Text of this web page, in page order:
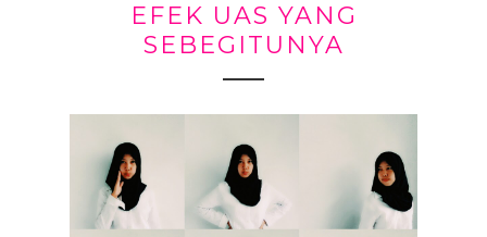
EFEK UAS YANG
SEBEGITUNYA